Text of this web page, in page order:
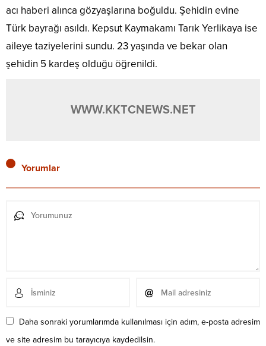
acı haberi alınca gözyaşlarına boğuldu. Şehidin evine
Türk bayrağı asıldı. Kepsut Kaymakamı Tarık Yerlikaya ise
aileye taziyelerini sundu. 23 yaşında ve bekar olan
şehidin 5 kardeş olduğu öğrenildi.
WWW.KKTCNEWS.NET
Yorumlar
Daha sonraki yorumlarımda kullanılması için adım, e-posta adresim
ve site adresim bu tarayıcıya kaydedilsin.